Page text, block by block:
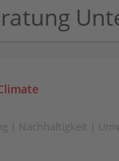
| Nachhaltigkeit |